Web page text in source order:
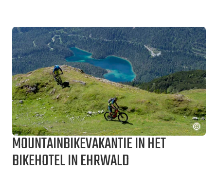
MOUNTAINBIKEVAKANTIE IN HET
BIKEHOTEL IN EHRWALD